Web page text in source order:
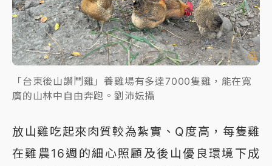
「台東後山讚鬥雞」養雞場有多達7000隻雞，能在寬
廣的山林中自由奔跑。劉沛妘攝
放山雞吃起來肉質較為紮實、Q度高，每隻雞
在雞農16週的細心照顧及後山優良環境下成